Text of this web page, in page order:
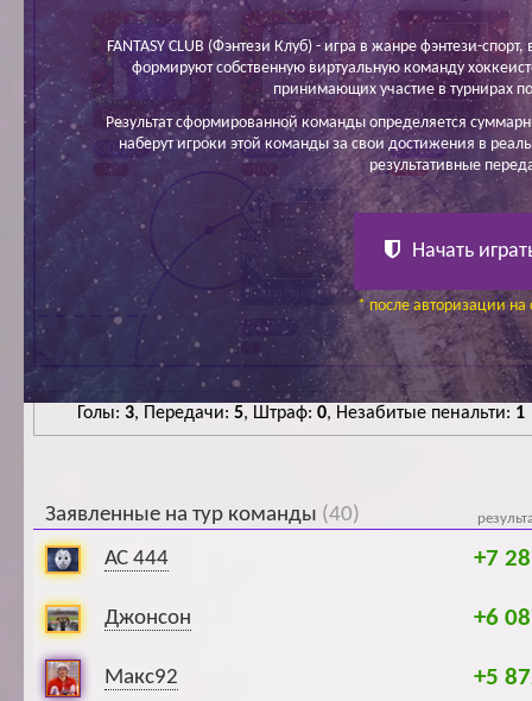
FANTASY CLUB (Фэнтези Клуб) - игра в жанре фэнтези-
формируют собственную виртуальную команду
принимающих участие в турнирах
Результат сформированной команды определяется
наберут игроки этой команды за свои достижения в
результативные
Начать
* после авторизации на
Барабанщиков
А.
31 700
Епифанцев М.
30 000
-100
Норик В.
30 000
Денисов В.
56 400
- 100
Голы: 3, Передачи: 5, Штраф: 0, Незабитые пенальти: 1
Заявленные на тур команды (40)
АС 444 +7
Джонсон +6
Макс92 +5